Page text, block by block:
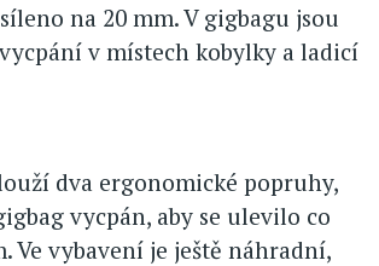
na 20 mm. V gigbagu jsou
v místech kobylky a ladicí
dva ergonomické popruhy,
vycpán, aby se ulevilo co
Ve vybavení je ještě náhradní,